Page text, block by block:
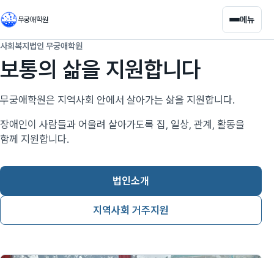
무궁애학원 메뉴
사회복지법인 무궁애학원
보통의 삶을 지원합니다
무궁애학원은 지역사회 안에서 살아가는 삶을 지원합니다.
장애인이 사람들과 어울려 살아가도록 집, 일상, 관계, 활동을
함께 지원합니다.
법인소개
지역사회 거주지원